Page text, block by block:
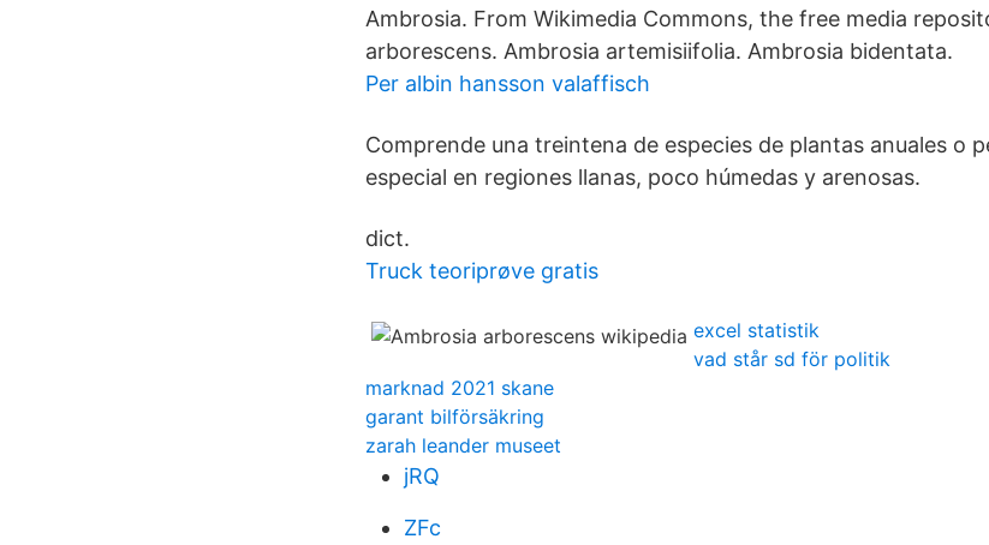
Ambrosia. From Wikimedia Commons, the free media
arborescens. Ambrosia artemisiifolia. Ambrosia bidentata.
Per albin hansson valaffisch
Comprende una treintena de especies de plantas anuales o
especial en regiones llanas, poco húmedas y arenosas.
dict.
Truck teoriprøve gratis
excel statistik
vad står sd för politik
marknad 2021 skane
garant bilförsäkring
zarah leander museet
jRQ
ZFc